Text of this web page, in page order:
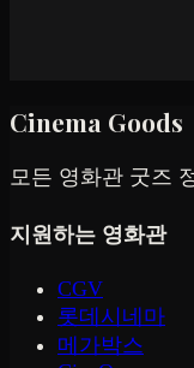
Cinema Goods
모든 영화관 굿즈
지원하는 영화관
CGV
롯데시네마
메가박스